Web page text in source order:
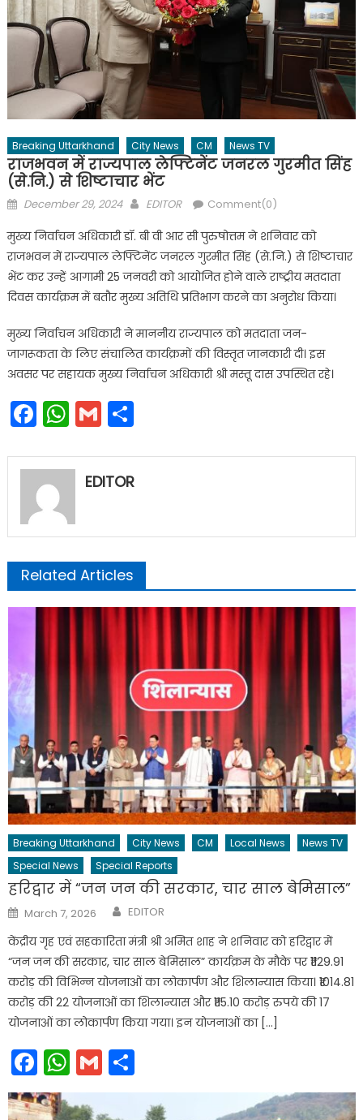
Breaking Uttarkhand City News CM News TV
राजभवन में राज्यपाल लेफ्टिनेंट जनरल गुरमीत सिंह
(से.नि.) से शिष्टाचार भेंट
Posted
December 29, 2024 Author
EDITOR Comment(0)
मुख्य निर्वाचन अधिकारी डॉ. बी वी आर सी पुरुषोत्तम ने शनिवार को
राजभवन में राज्यपाल लेफ्टिनेंट जनरल गुरमीत सिंह (से.नि.) से शिष्टाचार
भेंट कर उन्हें आगामी 25 जनवरी को आयोजित होने वाले राष्ट्रीय मतदाता
दिवस कार्यक्रम में बतौर मुख्य अतिथि प्रतिभाग करने का अनुरोध किया।
मुख्य निर्वाचन अधिकारी ने माननीय राज्यपाल को मतदाता जन-
जागरूकता के लिए संचालित कार्यक्रमों की विस्तृत जानकारी दी। इस
अवसर पर सहायक मुख्य निर्वाचन अधिकारी श्री मस्तू दास उपस्थित रहे।
Facebook
WhatsApp
GmailShare
EDITOR
Related Articles
Breaking Uttarkhand City News CM Local News
News TV
Special News
Special Reports
हरिद्वार में “जन जन की सरकार, चार साल बेमिसाल”
Posted
on
March 7, 2026 Author
EDITOR
केंद्रीय गृह एवं सहकारिता मंत्री श्री अमित शाह ने शनिवार को हरिद्वार में
“जन जन की सरकार, चार साल बेमिसाल” कार्यक्रम के मौके पर ₹1129.91
करोड़ की विभिन्न योजनाओं का लोकार्पण और शिलान्यास किया। ₹1014.81
करोड़ की 22 योजनाओं का शिलान्यास और ₹115.10 करोड़ रुपये की 17
योजनाओं का लोकार्पण किया गया। इन योजनाओं का […]
Facebook
WhatsApp
Gmail